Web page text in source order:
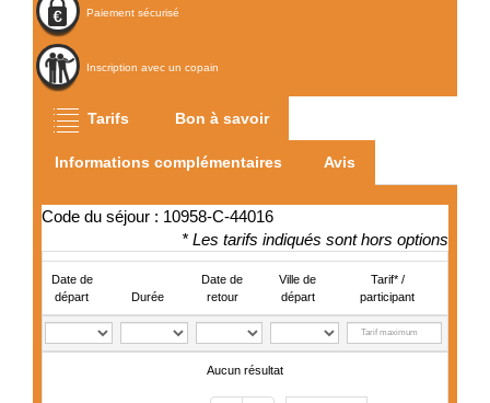
Paiement sécurisé
Inscription avec un copain
Tarifs Bon à savoir
Informations complémentaires Avis
Code du séjour : 10958-C-44016
* Les tarifs indiqués sont hors options
Date de
départ
Durée
Date de
retour
Ville de
départ
Tarif* /
participant
Aucun résultat